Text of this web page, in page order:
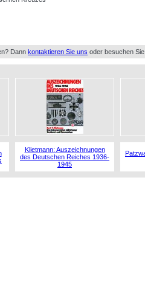
Dann kontaktieren Sie uns oder besuchen
Klietmann: Auszeichnungen
des Deutschen Reiches 1936-
1945